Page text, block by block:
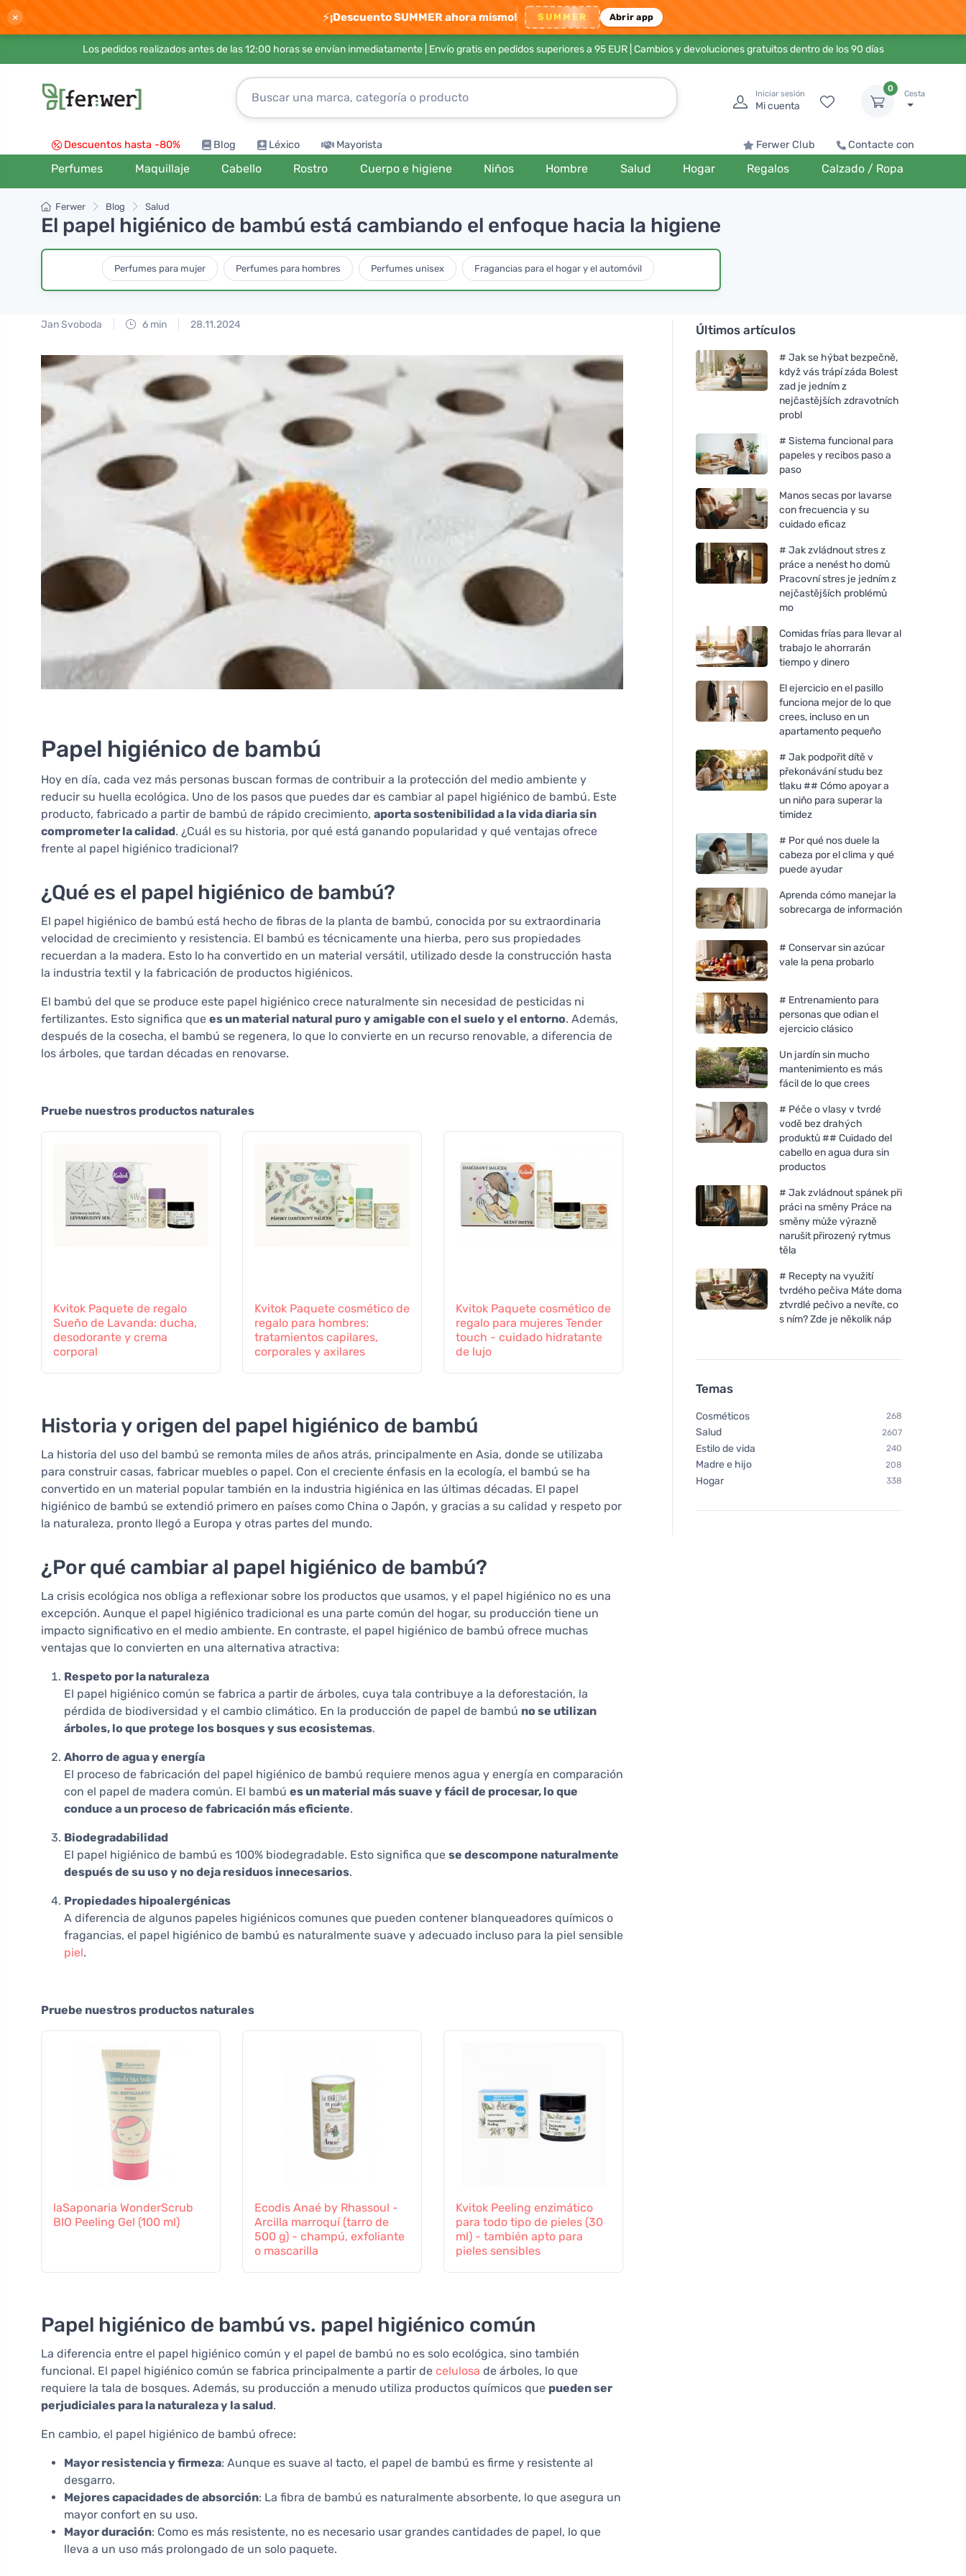
× ⚡¡Descuento SUMMER ahora mismo! SUMMER Abrir app
Los pedidos realizados antes de las 12:00 horas se envían inmediatamente | Envío gratis en pedidos superiores a 95 EUR| Cambios y devoluciones gratuitos dentro de los 90 días
Iniciar sesión
Mi cuenta
0
Cesta
Descuentos hasta -80% Blog Léxico Mayorista Ferwer Club Contacte con
Perfumes Maquillaje Cabello Rostro Cuerpo e higiene Niños Hombre Salud Hogar Regalos Calzado / Ropa
Ferwer Blog Salud
El papel higiénico de bambú está cambiando el enfoque hacia la higiene
Perfumes para mujer Perfumes para hombres Perfumes unisex Fragancias para el hogar y el automóvil
Jan Svoboda 6 min 28.11.2024
Papel higiénico de bambú
Hoy en día, cada vez más personas buscan formas de contribuir a la protección del medio ambiente y
reducir su huella ecológica. Uno de los pasos que puedes dar es cambiar al papel higiénico de bambú. Este
producto, fabricado a partir de bambú de rápido crecimiento, aporta sostenibilidad a la vida diaria sin
comprometer la calidad. ¿Cuál es su historia, por qué está ganando popularidad y qué ventajas ofrece
frente al papel higiénico tradicional?
¿Qué es el papel higiénico de bambú?
El papel higiénico de bambú está hecho de fibras de la planta de bambú, conocida por su extraordinaria
velocidad de crecimiento y resistencia. El bambú es técnicamente una hierba, pero sus propiedades
recuerdan a la madera. Esto lo ha convertido en un material versátil, utilizado desde la construcción hasta
la industria textil y la fabricación de productos higiénicos.
El bambú del que se produce este papel higiénico crece naturalmente sin necesidad de pesticidas ni
fertilizantes. Esto significa que es un material natural puro y amigable con el suelo y el entorno. Además,
después de la cosecha, el bambú se regenera, lo que lo convierte en un recurso renovable, a diferencia de
los árboles, que tardan décadas en renovarse.
Pruebe nuestros productos naturales
Kvitok Paquete de regalo
Sueño de Lavanda: ducha,
desodorante y crema
corporal
Kvitok Paquete cosmético de
regalo para hombres:
tratamientos capilares,
corporales y axilares
Kvitok Paquete cosmético de
regalo para mujeres Tender
touch - cuidado hidratante
de lujo
Historia y origen del papel higiénico de bambú
La historia del uso del bambú se remonta miles de años atrás, principalmente en Asia, donde se utilizaba
para construir casas, fabricar muebles o papel. Con el creciente énfasis en la ecología, el bambú se ha
convertido en un material popular también en la industria higiénica en las últimas décadas. El papel
higiénico de bambú se extendió primero en países como China o Japón, y gracias a su calidad y respeto por
la naturaleza, pronto llegó a Europa y otras partes del mundo.
¿Por qué cambiar al papel higiénico de bambú?
La crisis ecológica nos obliga a reflexionar sobre los productos que usamos, y el papel higiénico no es una
excepción. Aunque el papel higiénico tradicional es una parte común del hogar, su producción tiene un
impacto significativo en el medio ambiente. En contraste, el papel higiénico de bambú ofrece muchas
ventajas que lo convierten en una alternativa atractiva:
Respeto por la naturaleza
El papel higiénico común se fabrica a partir de árboles, cuya tala contribuye a la deforestación, la
pérdida de biodiversidad y el cambio climático. En la producción de papel de bambú no se utilizan
árboles, lo que protege los bosques y sus ecosistemas.
Ahorro de agua y energía
El proceso de fabricación del papel higiénico de bambú requiere menos agua y energía en comparación
con el papel de madera común. El bambú es un material más suave y fácil de procesar, lo que
conduce a un proceso de fabricación más eficiente.
Biodegradabilidad
El papel higiénico de bambú es 100% biodegradable. Esto significa que se descompone naturalmente
después de su uso y no deja residuos innecesarios.
Propiedades hipoalergénicas
A diferencia de algunos papeles higiénicos comunes que pueden contener blanqueadores químicos o
fragancias, el papel higiénico de bambú es naturalmente suave y adecuado incluso para la piel sensible
piel.
Pruebe nuestros productos naturales
laSaponaria WonderScrub
BIO Peeling Gel (100 ml)
Ecodis Anaé by Rhassoul -
Arcilla marroquí (tarro de
500 g) - champú, exfoliante
o mascarilla
Kvitok Peeling enzimático
para todo tipo de pieles (30
ml) - también apto para
pieles sensibles
Papel higiénico de bambú vs. papel higiénico común
La diferencia entre el papel higiénico común y el papel de bambú no es solo ecológica, sino también
funcional. El papel higiénico común se fabrica principalmente a partir de celulosa de árboles, lo que
requiere la tala de bosques. Además, su producción a menudo utiliza productos químicos que pueden ser
perjudiciales para la naturaleza y la salud.
En cambio, el papel higiénico de bambú ofrece:
Mayor resistencia y firmeza: Aunque es suave al tacto, el papel de bambú es firme y resistente al
desgarro.
Mejores capacidades de absorción: La fibra de bambú es naturalmente absorbente, lo que asegura un
mayor confort en su uso.
Mayor duración: Como es más resistente, no es necesario usar grandes cantidades de papel, lo que
lleva a un uso más prolongado de un solo paquete.
Últimos artículos
# Jak se hýbat bezpečně,
když vás trápí záda Bolest
zad je jedním z
nejčastějších zdravotních
probl
# Sistema funcional para
papeles y recibos paso a
paso
Manos secas por lavarse
con frecuencia y su
cuidado eficaz
# Jak zvládnout stres z
práce a nenést ho domů
Pracovní stres je jedním z
nejčastějších problémů
mo
Comidas frías para llevar al
trabajo le ahorrarán
tiempo y dinero
El ejercicio en el pasillo
funciona mejor de lo que
crees, incluso en un
apartamento pequeño
# Jak podpořit dítě v
překonávání studu bez
tlaku ## Cómo apoyar a
un niño para superar la
timidez
# Por qué nos duele la
cabeza por el clima y qué
puede ayudar
Aprenda cómo manejar la
sobrecarga de información
# Conservar sin azúcar
vale la pena probarlo
# Entrenamiento para
personas que odian el
ejercicio clásico
Un jardín sin mucho
mantenimiento es más
fácil de lo que crees
# Péče o vlasy v tvrdé
vodě bez drahých
produktů ## Cuidado del
cabello en agua dura sin
productos
# Jak zvládnout spánek při
práci na směny Práce na
směny může výrazně
narušit přirozený rytmus
těla
# Recepty na využití
tvrdého pečiva Máte doma
ztvrdlé pečivo a nevíte, co
s ním? Zde je několik náp
Temas
Cosméticos 268
Salud 2607
Estilo de vida 240
Madre e hijo 208
Hogar 338